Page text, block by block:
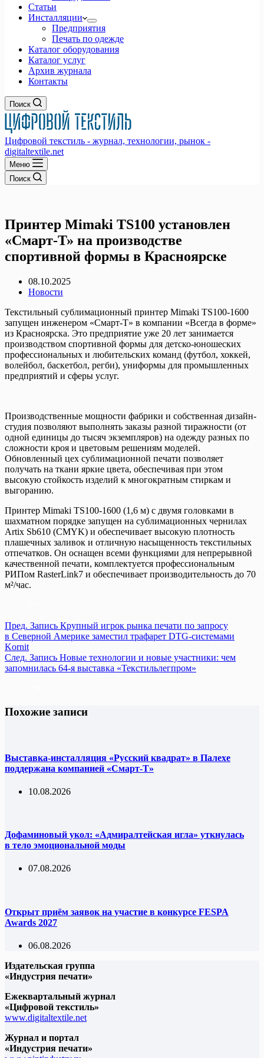
Статьи
Инсталляции
Предприятия
Печать по одежде
Каталог оборудования
Каталог услуг
Архив журнала
Контакты
Поиск
Цифровой текстиль - журнал, технологии, рынок -
digitaltextile.net
Меню
Поиск
Принтер Mimaki TS100 установлен
«Смарт-Т» на производстве
спортивной формы в Красноярске
08.10.2025
Новости
Текстильный сублимационный принтер Mimaki TS100-1600
запущен инженером «Смарт-Т» в компании «Всегда в форме»
из Красноярска. Это предприятие уже 20 лет занимается
производством спортивной формы для детско-юношеских
профессиональных и любительских команд (футбол, хоккей,
волейбол, баскетбол, регби), униформы для промышленных
предприятий и сферы услуг.
Производственные мощности фабрики и собственная дизайн-
студия позволяют выполнять заказы разной тиражности (от
одной единицы до тысяч экземпляров) на одежду разных по
сложности кроя и цветовым решениям моделей.
Обновленный цех сублимационной печати позволяет
получать на ткани яркие цвета, обеспечивая при этом
высокую стойкость изделий к многократным стиркам и
выгоранию.
Принтер Mimaki TS100-1600 (1,6 м) с двумя головками в
шахматном порядке запущен на сублимационных чернилах
Artix Sb610 (CMYK) и обеспечивает высокую плотность
плашечных заливок и отличную насыщенность текстильных
отпечатков. Он оснащен всеми функциями для непрерывной
качественной печати, комплектуется профессиональным
РИПом RasterLink7 и обеспечивает производительность до 70
м²/час.
Пред. Запись Крупный игрок рынка печати по запросу
в Северной Америке заместил трафарет DTG-системами
Kornit
След. Запись Новые технологии и новые участники: чем
запомнилась 64-я выставка «Текстильлегпром»
Похожие записи
Выставка-инсталляция «Русский квадрат» в Палехе
поддержана компанией «Смарт-Т»
10.08.2026
Дофаминовый укол: «Адмиралтейская игла» уткнулась
в тело эмоциональной моды
07.08.2026
Открыт приём заявок на участие в конкурсе FESPA
Awards 2027
06.08.2026
Издательская группа
«Индустрия печати»
Ежеквартальный журнал
«Цифровой текстиль»
www.digitaltextile.net
Журнал и портал
«Индустрия печати»